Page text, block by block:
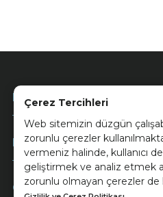
Çerez Tercihleri
Web sitemizin düzgün
zorunlu çerezler
vermeniz halinde, kullanıcı
geliştirmek ve analiz etmek
zorunlu olmayan çerezler de
Kurumsal
Müşteri Hizmetleri
Ödeme